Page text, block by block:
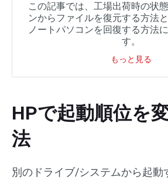
この記事では、工場出荷時の状
ンからファイルを復元する方法
ノートパソコンを回復する方法
す。
もっと見る
HPで起動順位を
法
別のドライブ/システムから起動